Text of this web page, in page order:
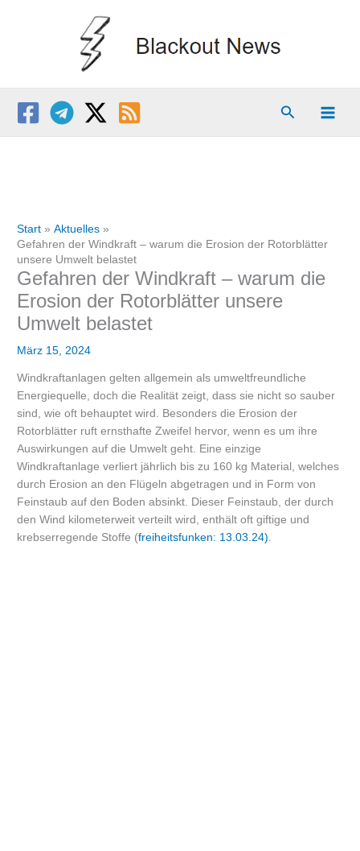
Suchen
Start
Aktuelles
Gefahren der Windkraft – warum die Erosion der Rotorblätter
unsere Umwelt belastet
Gefahren der Windkraft – warum die
Erosion der Rotorblätter unsere
Umwelt belastet
März 15, 2024
Windkraftanlagen gelten allgemein als umweltfreundliche
Energiequelle, doch die Realität zeigt, dass sie nicht so sauber
sind, wie oft behauptet wird. Besonders die Erosion der
Rotorblätter ruft ernsthafte Zweifel hervor, wenn es um ihre
Auswirkungen auf die Umwelt geht. Eine einzige
Windkraftanlage verliert jährlich bis zu 160 kg Material, welches
durch Erosion an den Flügeln abgetragen und in Form von
Feinstaub auf den Boden absinkt. Dieser Feinstaub, der durch
den Wind kilometerweit verteilt wird, enthält oft giftige und
krebserregende Stoffe (freiheitsfunken: 13.03.24)